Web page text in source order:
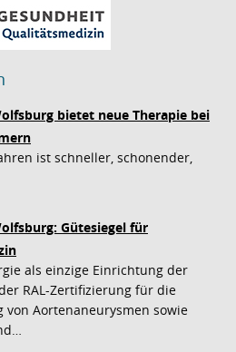
bietet neue Therapie bei
ist schneller, schonender,
Gütesiegel für
als einzige Einrichtung der
RAL-Zertifizierung für die
von Aortenaneurysmen sowie